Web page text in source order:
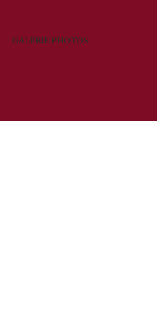
GALERIE PHOTOS